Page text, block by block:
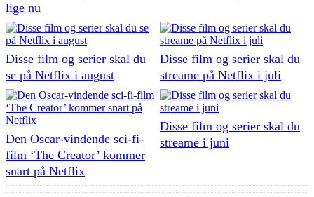
lige nu
Disse film og serier skal du
se på Netflix i august
Disse film og serier skal du
streame på Netflix i juli
Den Oscar-vindende sci-fi-
film ‘The Creator’ kommer
snart på Netflix
Disse film og serier skal du
streame i juni